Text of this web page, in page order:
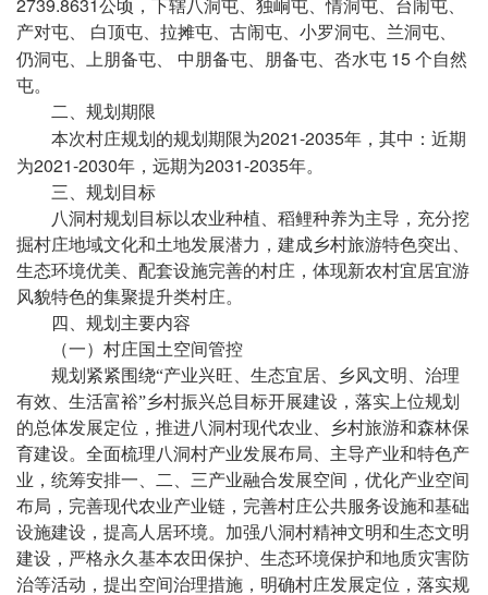
公顷，下辖八洞屯、独峒屯、情洞屯、台闹屯、
产对屯、
白顶屯、拉摊屯、古闹屯、小罗洞屯、兰洞屯、
仍洞屯、上朋备屯、
中朋备屯、朋备屯、呇水屯15 个自然
屯。
二、规划期限
本次村庄规划的规划期限为2021-2035年，其中：近期
为2021-2030年，远期为2031-2035年。
三、规划目标
八洞村规划目标以农业种植、稻鲤种养为主导，充分挖
掘村庄地域文化和土地发展潜力，建成乡村旅游特色突出、
生态环境优美、配套设施完善的村庄，体现新农村宜居宜游
风貌特色的集聚提升类村庄。
四、规划主要内容
（一）村庄国土空间管控
规划紧紧围绕“产业兴旺、生态宜居、乡风文明、治理
有效、生活富裕”乡村振兴总目标开展建设，落实上位规划
的总体发展定位，推进八洞村现代农业、乡村旅游和森林保
育建设。全面梳理八洞村产业发展布局、主导产业和特色产
业，统筹安排一、二、三产业融合发展空间，优化产业空间
布局，完善现代农业产业链，完善村庄公共服务设施和基础
设施建设，提高人居环境。加强八洞村精神文明和生态文明
建设，严格永久基本农田保护、生态环境保护和地质灾害防
治等活动，提出空间治理措施，明确村庄发展定位，落实规